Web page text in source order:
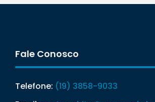
Fale Conosco
Telefone: (19) 3858-9033